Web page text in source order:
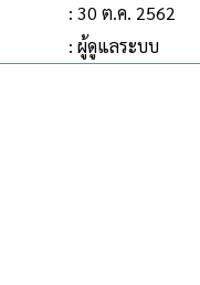
: 30 ต.ค. 2562
: ผู้ดูแลระบบ